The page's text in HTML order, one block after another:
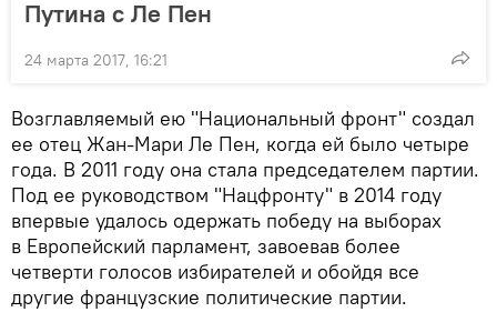
Путина с Ле Пен
24 марта 2017, 16:21
Возглавляемый ею "Национальный фронт" создал
ее отец Жан-Мари Ле Пен, когда ей было четыре
года. В 2011 году она стала председателем партии.
Под ее руководством "Нацфронту" в 2014 году
впервые удалось одержать победу на выборах
в Европейский парламент, завоевав более
четверти голосов избирателей и обойдя все
другие французские политические партии.